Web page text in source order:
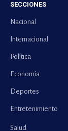
SECCIONES
Nacional
Internacional
Política
Economía
Deportes
Entretenimiento
Salud